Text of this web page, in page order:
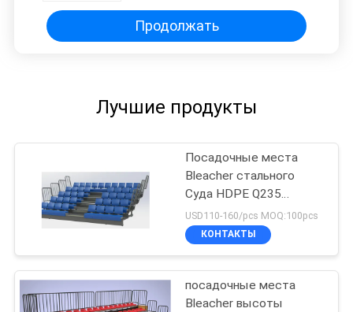
Продолжать
Лучшие продукты
Посадочные места
Bleacher стального
Суда HDPE Q235
Retractable
USD110-160/pcs MOQ:100pcs
КОНТАКТЫ
посадочные места
Bleacher высоты